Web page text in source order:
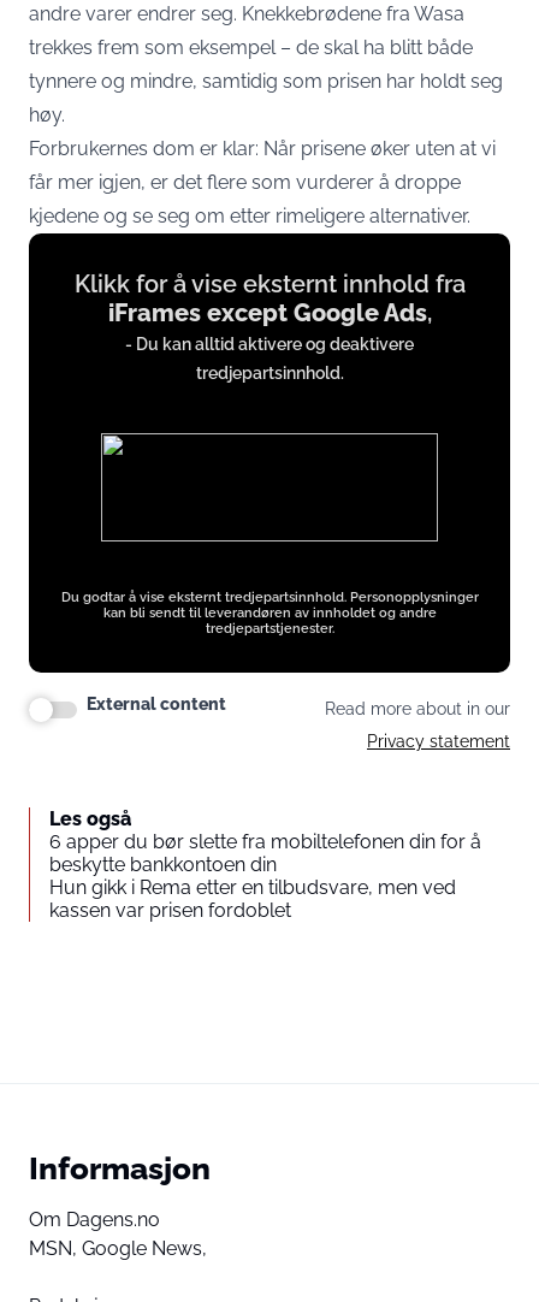
andre varer endrer seg. Knekkebrødene fra Wasa
trekkes frem som eksempel – de skal ha blitt både
tynnere og mindre, samtidig som prisen har holdt seg
høy.
Forbrukernes dom er klar: Når prisene øker uten at vi
får mer igjen, er det flere som vurderer å droppe
kjedene og se seg om etter rimeligere alternativer.
Display
contentKlikk for å vise eksternt innhold fra
iFrames except Google Ads,
- Du kan alltid aktivere og deaktivere
tredjepartsinnhold.
Du godtar å vise eksternt tredjepartsinnhold. Personopplysninger
kan bli sendt til leverandøren av innholdet og andre
tredjepartstjenester.
External content
Read more about in our
Privacy statement
Les også
6 apper du bør slette fra mobiltelefonen din for å
beskytte bankkontoen din
Hun gikk i Rema etter en tilbudsvare, men ved
kassen var prisen fordoblet
Informasjon
Om Dagens.no
MSN, Google News,